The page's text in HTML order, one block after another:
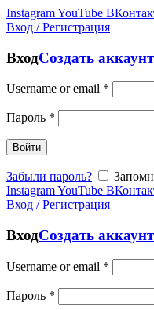
InstagramYouTube
Вход / Регистрация
ВходСоздать аккаунт
Username or email *
Пароль *
Войти
Забыли пароль?
InstagramYouTube
Вход / Регистрация
ВходСоздать аккаунт
Username or email *
Пароль *